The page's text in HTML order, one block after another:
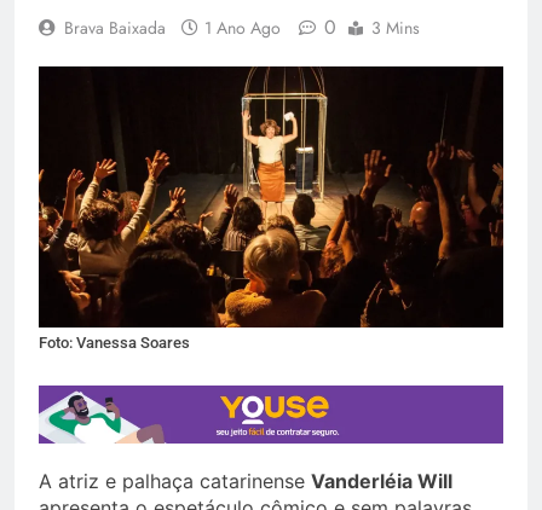
Brava Baixada 1 Ano Ago 0 3 Mins
Foto: Vanessa Soares
A atriz e palhaça catarinense Vanderléia Will